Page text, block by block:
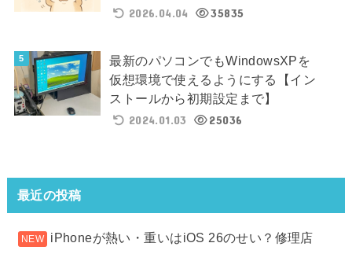
2026.04.04 35835
最新のパソコンでもWindowsXPを
仮想環境で使えるようにする【イン
ストールから初期設定まで】
2024.01.03
25036
最近の投稿
iPhoneが熱い・重いはiOS 26のせい？修理店